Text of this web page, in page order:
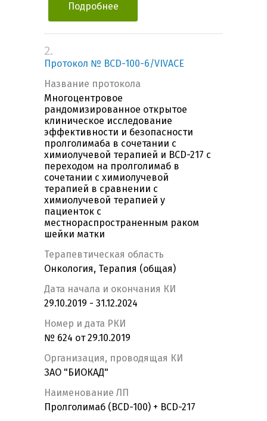
Подробнее
2.
Протокол № BCD-100-6/VIVACE
Название протокола
Многоцентровое
рандомизированное открытое
клиническое исследование
эффективности и безопасности
пролголимаба в сочетании с
химиолучевой терапией и BCD-217 с
переходом на пролголимаб в
сочетании с химиолучевой
терапией в сравнении с
химиолучевой терапией у
пациенток с
местнораспространенным раком
шейки матки
Терапевтическая область
Онкология, Терапия (общая)
Дата начала и окончания КИ
29.10.2019 - 31.12.2024
Номер и дата РКИ
№ 624 от 29.10.2019
Организация, проводящая КИ
ЗАО "БИОКАД"
Наименование ЛП
Пролголимаб (BCD-100) + BCD-217